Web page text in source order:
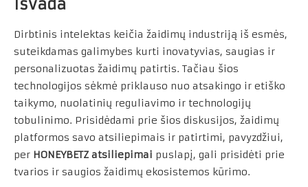
Išvada
Dirbtinis intelektas keičia žaidimų industriją iš esmės,
suteikdamas galimybes kurti inovatyvias, saugias ir
personalizuotas žaidimų patirtis. Tačiau šios
technologijos sėkmė priklauso nuo atsakingo ir etiško
taikymo, nuolatinių reguliavimo ir technologijų
tobulinimo. Prisidėdami prie šios diskusijos, žaidimų
platformos savo atsiliepimais ir patirtimi, pavyzdžiui,
per HONEYBETZ atsiliepimai puslapį, gali prisidėti prie
tvarios ir saugios žaidimų ekosistemos kūrimo.